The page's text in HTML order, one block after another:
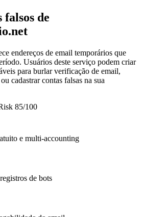
de
endereços de email temporários que
Usuários deste serviço podem criar
para burlar verificação de email,
cadastrar contas falsas na sua
85/100
e multi-accounting
de bots